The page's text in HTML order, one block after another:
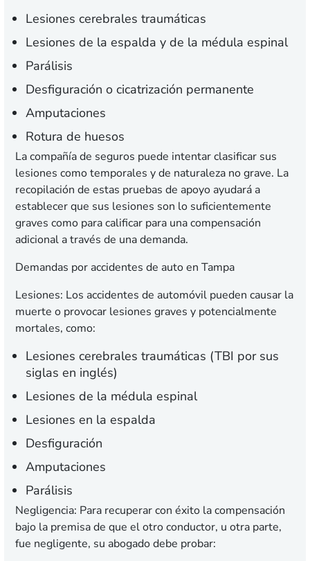
Lesiones cerebrales traumáticas
Lesiones de la espalda y de la médula espinal
Parálisis
Desfiguración o cicatrización permanente
Amputaciones
Rotura de huesos
La compañía de seguros puede intentar clasificar sus
lesiones como temporales y de naturaleza no grave. La
recopilación de estas pruebas de apoyo ayudará a
establecer que sus lesiones son lo suficientemente
graves como para calificar para una compensación
adicional a través de una demanda.
Demandas por accidentes de auto en Tampa
Lesiones: Los accidentes de automóvil pueden causar la
muerte o provocar lesiones graves y potencialmente
mortales, como:
Lesiones cerebrales traumáticas (TBI por sus
siglas en inglés)
Lesiones de la médula espinal
Lesiones en la espalda
Desfiguración
Amputaciones
Parálisis
Negligencia: Para recuperar con éxito la compensación
bajo la premisa de que el otro conductor, u otra parte,
fue negligente, su abogado debe probar: